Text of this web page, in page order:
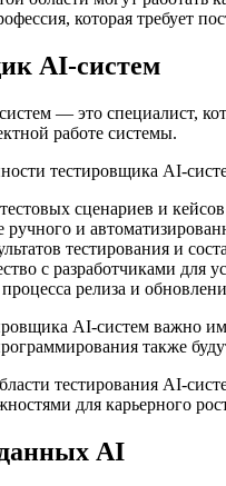
которая требует
AI-систем
— это специалист,
работе системы.
тестировщика AI-
тестовых сценариев и
ручного и
тестирования и
с разработчиками для
релиза и
AI-систем важно
также
тестирования AI-
для карьерного
AI